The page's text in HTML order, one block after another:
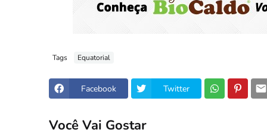
Tags Equatorial
Facebook Twitter
Você Vai Gostar